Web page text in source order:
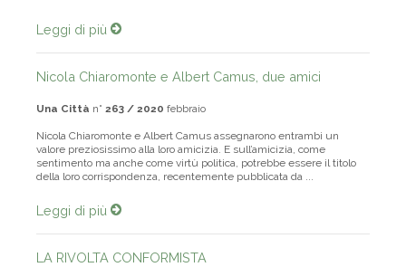
Leggi di più
Nicola Chiaromonte e Albert Camus, due amici
Una Città n° 263 / 2020 febbraio
Nicola Chiaromonte e Albert Camus assegnarono entrambi un
valore preziosissimo alla loro amicizia. E sull’amicizia, come
sentimento ma anche come virtù politica, potrebbe essere il titolo
della loro corrispondenza, recentemente pubblicata da ...
Leggi di più
LA RIVOLTA CONFORMISTA